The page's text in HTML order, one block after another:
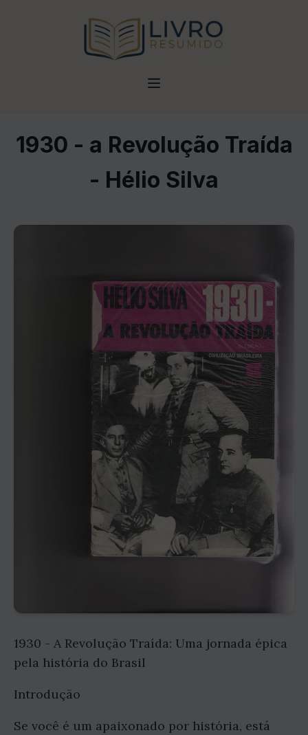
1930 - a Revolução Traída
- Hélio Silva
1930 - A Revolução Traída: Uma jornada épica
pela história do Brasil
Introdução
Se você é um apaixonado por história, está